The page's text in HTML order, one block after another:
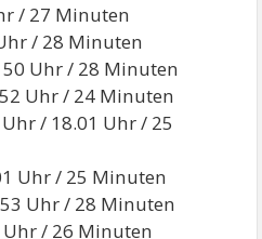
/ 27 Minuten
/ 28 Minuten
Uhr / 28 Minuten
Uhr / 24 Minuten
/ 18.01 Uhr / 25
Uhr / 25 Minuten
Uhr / 28 Minuten
Uhr / 26 Minuten